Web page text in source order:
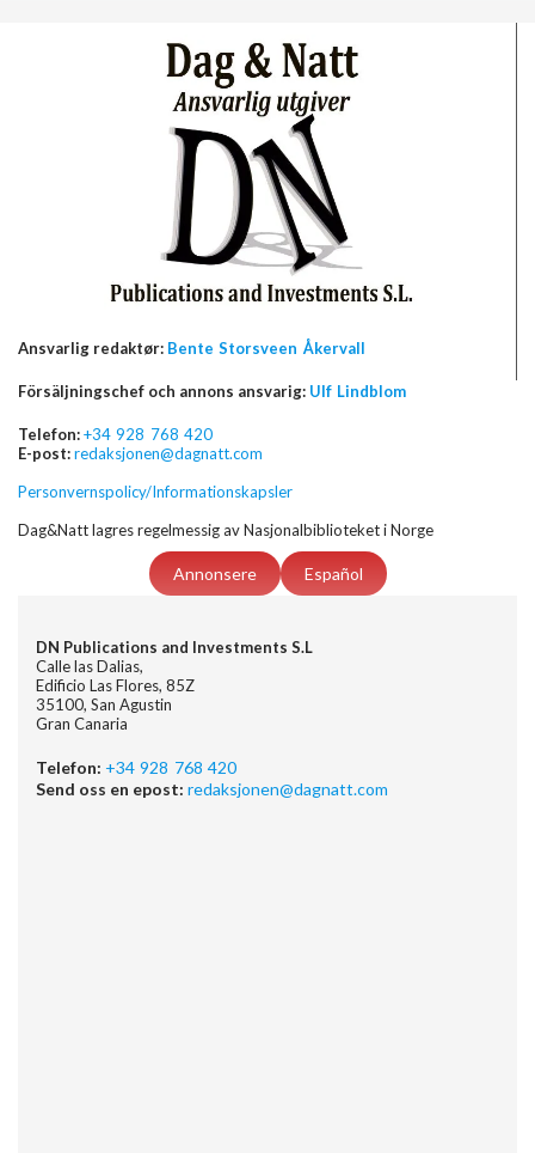
Ansvarlig redaktør: Bente Storsveen Åkervall
Försäljningschef och annons ansvarig: Ulf Lindblom
Telefon:+34 928 768 420
E-post:redaksjonen@dagnatt.com
Personvernspolicy/Informationskapsler
Dag&Natt lagres regelmessig av Nasjonalbiblioteket i Norge
Annonsere Español
DN Publications and Investments S.L
Calle las Dalias,
Edificio Las Flores, 85Z
35100, San Agustin
Gran Canaria
Telefon: +34 928 768 420
Send oss en epost: redaksjonen@dagnatt.com